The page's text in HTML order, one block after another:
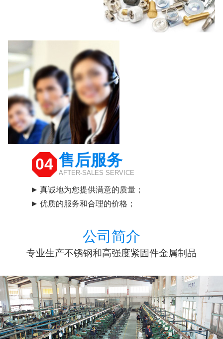
04 售后服务
AFTER-SALES SERVICE
真诚地为您提供满意的质量；
优质的服务和合理的价格；
公司简介
专业生产不锈钢和高强度紧固件金属制品